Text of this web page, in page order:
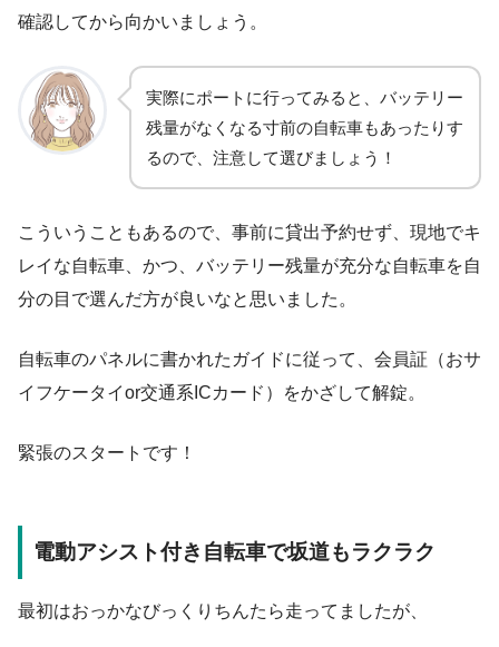
確認してから向かいましょう。
実際にポートに行ってみると、バッテリー
残量がなくなる寸前の自転車もあったりす
るので、注意して選びましょう！
こういうこともあるので、事前に貸出予約せず、現地でキ
レイな自転車、かつ、バッテリー残量が充分な自転車を自
分の目で選んだ方が良いなと思いました。
自転車のパネルに書かれたガイドに従って、会員証（おサ
イフケータイor交通系ICカード）をかざして解錠。
緊張のスタートです！
電動アシスト付き自転車で坂道もラクラク
最初はおっかなびっくりちんたら走ってましたが、